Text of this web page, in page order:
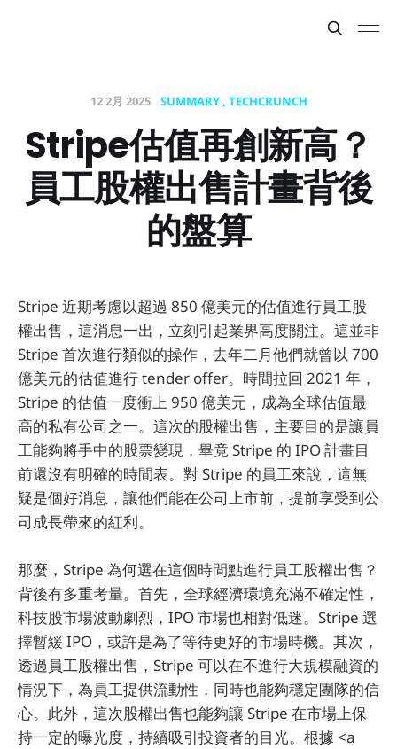
12 2月 2025 SUMMARY TECHCRUNCH
Stripe估值再創新高？
員工股權出售計畫背後
的盤算
Stripe 近期考慮以超過 850 億美元的估值進行員工股
權出售，這消息一出，立刻引起業界高度關注。這並非
Stripe 首次進行類似的操作，去年二月他們就曾以 700
億美元的估值進行 tender offer。時間拉回 2021 年，
Stripe 的估值一度衝上 950 億美元，成為全球估值最
高的私有公司之一。這次的股權出售，主要目的是讓員
工能夠將手中的股票變現，畢竟 Stripe 的 IPO 計畫目
前還沒有明確的時間表。對 Stripe 的員工來說，這無
疑是個好消息，讓他們能在公司上市前，提前享受到公
司成長帶來的紅利。
那麼，Stripe 為何選在這個時間點進行員工股權出售？
背後有多重考量。首先，全球經濟環境充滿不確定性，
科技股市場波動劇烈，IPO 市場也相對低迷。Stripe 選
擇暫緩 IPO，或許是為了等待更好的市場時機。其次，
透過員工股權出售，Stripe 可以在不進行大規模融資的
情況下，為員工提供流動性，同時也能夠穩定團隊的信
心。此外，這次股權出售也能夠讓 Stripe 在市場上保
持一定的曝光度，持續吸引投資者的目光。根據 <a